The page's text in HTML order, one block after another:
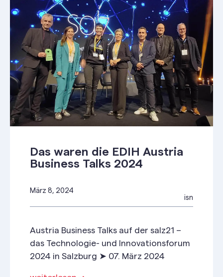
Das waren die EDIH Austria
Business Talks 2024
März 8, 2024
isn
Austria Business Talks auf der salz21 –
das Technologie- und Innovationsforum
2024 in Salzburg ➤ 07. März 2024